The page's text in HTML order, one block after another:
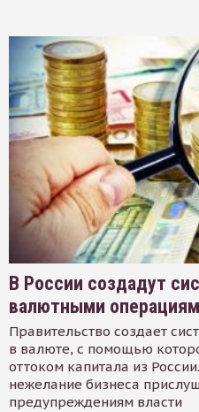
В России создадут
валютными
Правительство создает
в валюте, с помощью
оттоком капитала из
нежелание бизнеса
предупреждениям власти